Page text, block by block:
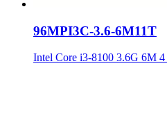
96MPI3C-3.6-6M11T
Intel Core i3-8100 3.6G 6M 4